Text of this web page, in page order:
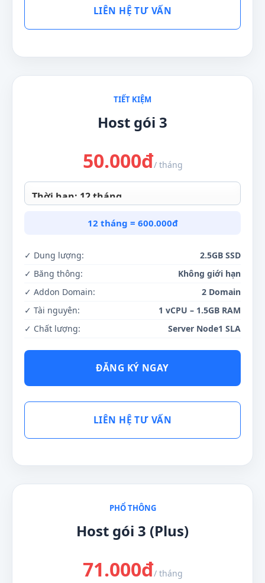
LIÊN HỆ TƯ VẤN
TIẾT KIỆM
Host gói 3
50.000đ/ tháng
12 tháng = 600.000đ
✓ Dung lượng:
2.5GB SSD
✓ Băng thông:
Không giới hạn
✓ Addon Domain:
2 Domain
✓ Tài nguyên:
1 vCPU – 1.5GB RAM
✓ Chất lượng:
Server Node1 SLA
ĐĂNG KÝ NGAY
LIÊN HỆ TƯ VẤN
PHỔ THÔNG
Host gói 3 (Plus)
71.000đ/ tháng